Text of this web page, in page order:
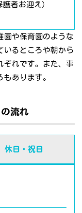
者お迎え）
や保育園のような
いるところや朝から
ぞれです。また、事
あります。
流れ
休日・祝日